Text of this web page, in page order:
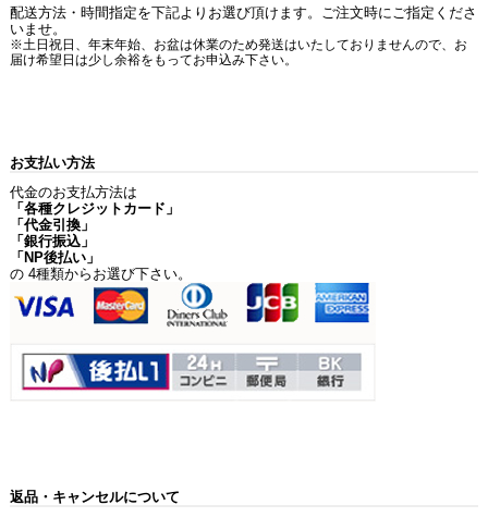
配送方法・時間指定を下記よりお選び頂けます。ご注文時にご指定くださ
いませ。
※土日祝日、年末年始、お盆は休業のため発送はいたしておりませんので、お
届け希望日は少し余裕をもってお申込み下さい。
お支払い方法
代金のお支払方法は
「各種クレジットカード」
「代金引換」
「銀行振込」
「NP後払い」
の 4種類からお選び下さい。
返品・キャンセルについて